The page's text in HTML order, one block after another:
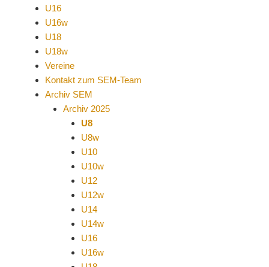
U16
U16w
U18
U18w
Vereine
Kontakt zum SEM-Team
Archiv SEM
Archiv 2025
U8
U8w
U10
U10w
U12
U12w
U14
U14w
U16
U16w